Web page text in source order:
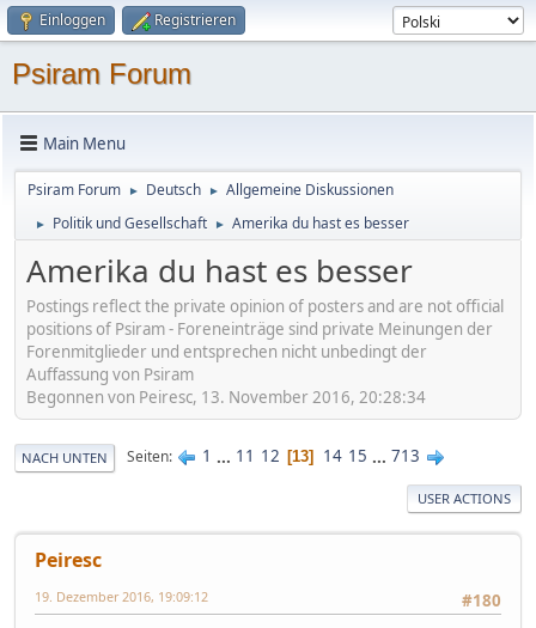
Einloggen Registrieren
Psiram Forum
Main Menu
Psiram Forum ► Deutsch ► Allgemeine Diskussionen
► Politik und Gesellschaft ► Amerika du hast es besser
Amerika du hast es besser
Postings reflect the private opinion of posters and are not official
positions of Psiram - Foreneinträge sind private Meinungen der
Forenmitglieder und entsprechen nicht unbedingt der
Auffassung von Psiram
Begonnen von Peiresc, 13. November 2016, 20:28:34
NACH UNTEN Seiten 1 ... 11 12 13 14 15 ... 713
USER ACTIONS
Peiresc
#180
19. Dezember 2016, 19:09:12